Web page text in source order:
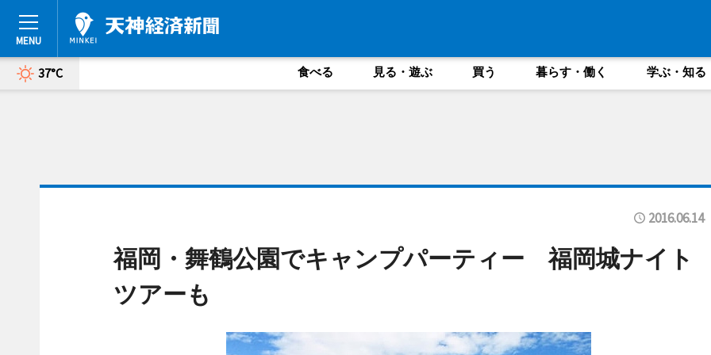
37°C 食べる 見る・遊ぶ 買う 暮らす・働く 学ぶ・知る
2016.06.14
福岡・舞鶴公園でキャンプパーティー 福岡城ナイト
ツアーも